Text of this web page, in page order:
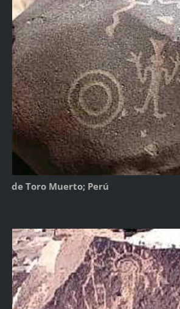
de Toro Muerto; Perú